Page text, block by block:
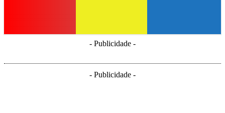
- Publicidade -
- Publicidade -